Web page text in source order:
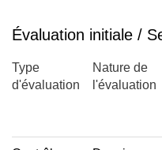
Évaluation initiale /
Type
d'évaluation
Nature de
l'évaluation